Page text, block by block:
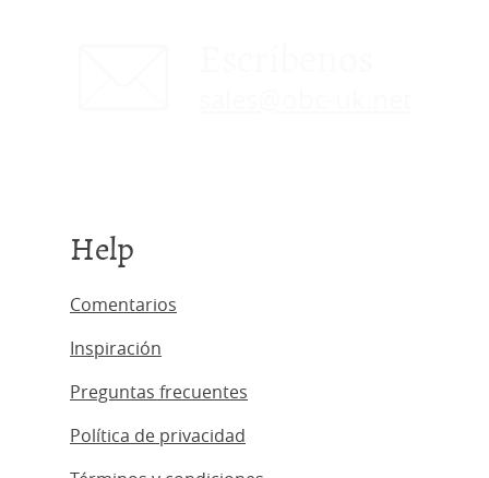
Help
Comentarios
Inspiración
Preguntas frecuentes
Política de privacidad